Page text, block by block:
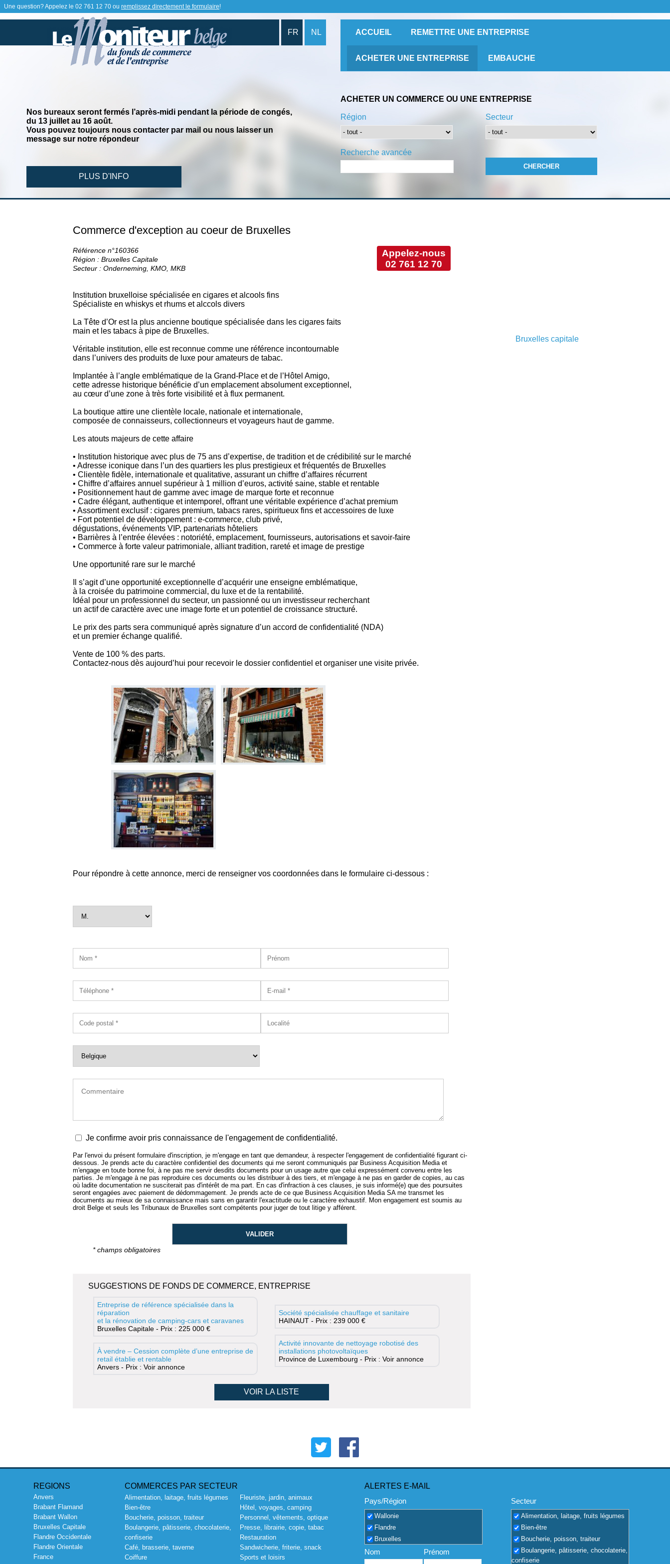
Une question? Appelez le 02 761 12 70 ou remplissez directement le formulaire!
FR NL ACCUEIL REMETTRE UNE ENTREPRISE
ACHETER UNE ENTREPRISE EMBAUCHE
Nos bureaux seront fermés l’après-midi pendant la période de congés,
du 13 juillet au 16 août.
Vous pouvez toujours nous contacter par mail ou nous laisser un
message sur notre répondeur
PLUS D'INFO
ACHETER UN COMMERCE OU UNE ENTREPRISE
Région
Recherche avancée
Secteur
Commerce d'exception au coeur de Bruxelles
Appelez-nous
02 761 12 70
Référence n°160366
Région : Bruxelles Capitale
Secteur : Onderneming, KMO, MKB
Institution bruxelloise spécialisée en cigares et alcools fins
Spécialiste en whiskys et rhums et alccols divers
La Tête d’Or est la plus ancienne boutique spécialisée dans les cigares faits
main et les tabacs à pipe de Bruxelles.
Véritable institution, elle est reconnue comme une référence incontournable
dans l’univers des produits de luxe pour amateurs de tabac.
Implantée à l’angle emblématique de la Grand-Place et de l’Hôtel Amigo,
cette adresse historique bénéficie d’un emplacement absolument exceptionnel,
au cœur d’une zone à très forte visibilité et à flux permanent.
La boutique attire une clientèle locale, nationale et internationale,
composée de connaisseurs, collectionneurs et voyageurs haut de gamme.
Les atouts majeurs de cette affaire
• Institution historique avec plus de 75 ans d’expertise, de tradition et de crédibilité sur le marché
• Adresse iconique dans l’un des quartiers les plus prestigieux et fréquentés de Bruxelles
• Clientèle fidèle, internationale et qualitative, assurant un chiffre d’affaires récurrent
• Chiffre d’affaires annuel supérieur à 1 million d’euros, activité saine, stable et rentable
• Positionnement haut de gamme avec image de marque forte et reconnue
• Cadre élégant, authentique et intemporel, offrant une véritable expérience d’achat premium
• Assortiment exclusif : cigares premium, tabacs rares, spiritueux fins et accessoires de luxe
• Fort potentiel de développement : e-commerce, club privé,
dégustations, événements VIP, partenariats hôteliers
• Barrières à l’entrée élevées : notoriété, emplacement, fournisseurs, autorisations et savoir-faire
• Commerce à forte valeur patrimoniale, alliant tradition, rareté et image de prestige
Une opportunité rare sur le marché
Il s’agit d’une opportunité exceptionnelle d’acquérir une enseigne emblématique,
à la croisée du patrimoine commercial, du luxe et de la rentabilité.
Idéal pour un professionnel du secteur, un passionné ou un investisseur recherchant
un actif de caractère avec une image forte et un potentiel de croissance structuré.
Le prix des parts sera communiqué après signature d’un accord de confidentialité (NDA)
et un premier échange qualifié.
Vente de 100 % des parts.
Contactez-nous dès aujourd’hui pour recevoir le dossier confidentiel et organiser une visite privée.
Pour répondre à cette annonce, merci de renseigner vos coordonnées dans le formulaire ci-dessous :
Je confirme avoir pris connaissance de l'engagement de confidentialité.
Par l'envoi du présent formulaire d'inscription, je m'engage en tant que demandeur, à respecter l'engagement de confidentialité figurant ci-
dessous. Je prends acte du caractère confidentiel des documents qui me seront communiqués par Business Acquisition Media et
m'engage en toute bonne foi, à ne pas me servir desdits documents pour un usage autre que celui expressément convenu entre les
parties. Je m'engage à ne pas reproduire ces documents ou les distribuer à des tiers, et m'engage à ne pas en garder de copies, au cas
où ladite documentation ne susciterait pas d'intérêt de ma part. En cas d'infraction à ces clauses, je suis informé(e) que des poursuites
seront engagées avec paiement de dédommagement. Je prends acte de ce que Business Acquisition Media SA me transmet les
documents au mieux de sa connaissance mais sans en garantir l'exactitude ou le caractère exhaustif. Mon engagement est soumis au
droit Belge et seuls les Tribunaux de Bruxelles sont compétents pour juger de tout litige y afférent.
* champs obligatoires
SUGGESTIONS DE FONDS DE COMMERCE, ENTREPRISE
Entreprise de référence spécialisée dans la
réparation
et la rénovation de camping-cars et caravanes
Bruxelles Capitale - Prix : 225 000 €
À vendre – Cession complète d’une entreprise de
retail établie et rentable
Anvers - Prix : Voir annonce
Société spécialisée chauffage et sanitaire
HAINAUT - Prix : 239 000 €
Activité innovante de nettoyage robotisé des
installations photovoltaïques
Province de Luxembourg - Prix : Voir annonce
VOIR LA LISTE
Bruxelles capitale
REGIONS
Anvers
Brabant Flamand
Brabant Wallon
Bruxelles Capitale
Flandre Occidentale
Flandre Orientale
France
COMMERCES PAR SECTEUR
Alimentation, laitage, fruits légumes
Bien-être
Boucherie, poisson, traiteur
Boulangerie, pâtisserie, chocolaterie,
confiserie
Café, brasserie, taverne
Coiffure
Fleuriste, jardin, animaux
Hôtel, voyages, camping
Personnel, vêtements, optique
Presse, librairie, copie, tabac
Restauration
Sandwicherie, friterie, snack
Sports et loisirs
ALERTES E-MAIL
Pays/Région
Wallonie
Flandre
Bruxelles
Nom Prénom
Secteur
Alimentation, laitage, fruits légumes
Bien-être
Boucherie, poisson, traiteur
Boulangerie, pâtisserie, chocolaterie,
confiserie